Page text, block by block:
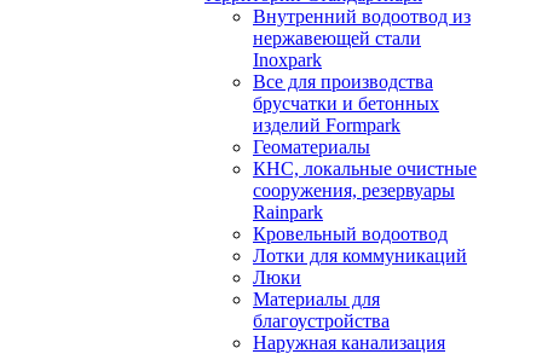
Внутренний водоотвод из
нержавеющей стали
Inoxpark
Все для производства
брусчатки и бетонных
изделий Formpark
Геоматериалы
КНС, локальные очистные
сооружения, резервуары
Rainpark
Кровельный водоотвод
Лотки для коммуникаций
Люки
Материалы для
благоустройства
Наружная канализация